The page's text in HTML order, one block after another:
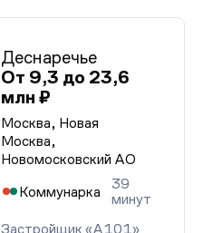
Деснаречье
От 9,3 до 23,6
млн ₽
Москва, Новая
Москва,
Новомосковский АО
Коммунарка
39
минут
Застройщик «А101»